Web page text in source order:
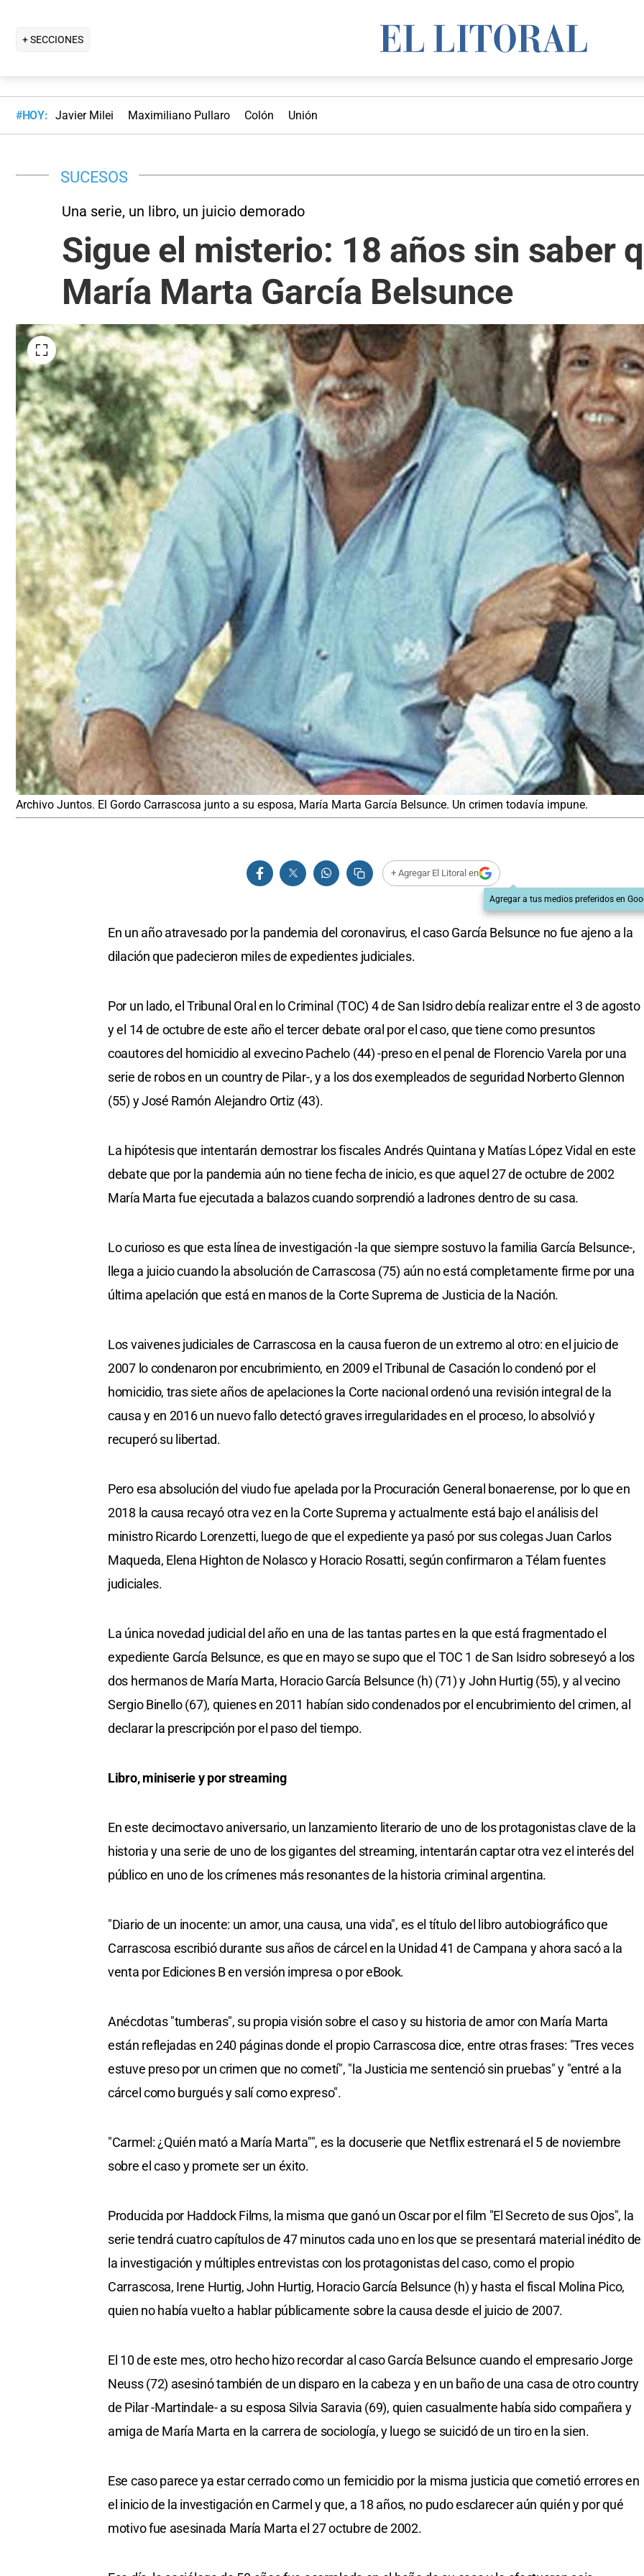
+ SECCIONES
#HOY: Javier Milei Maximiliano Pullaro Colón Unión
SUCESOS
Una serie, un libro, un juicio demorado
Sigue el misterio: 18 años sin saber
María Marta García Belsunce
Archivo Juntos. El Gordo Carrascosa junto a su esposa, María Marta García Belsunce. Un crimen todavía impune.
+ Agregar El Litoral en
Agregar a tus medios preferidos en
En un año atravesado por la pandemia del coronavirus, el caso García Belsunce no fue ajeno a la
dilación que padecieron miles de expedientes judiciales.
Por un lado, el Tribunal Oral en lo Criminal (TOC) 4 de San Isidro debía realizar entre el 3 de agosto
y el 14 de octubre de este año el tercer debate oral por el caso, que tiene como presuntos
coautores del homicidio al exvecino Pachelo (44) -preso en el penal de Florencio Varela por una
serie de robos en un country de Pilar-, y a los dos exempleados de seguridad Norberto Glennon
(55) y José Ramón Alejandro Ortiz (43).
La hipótesis que intentarán demostrar los fiscales Andrés Quintana y Matías López Vidal en este
debate que por la pandemia aún no tiene fecha de inicio, es que aquel 27 de octubre de 2002
María Marta fue ejecutada a balazos cuando sorprendió a ladrones dentro de su casa.
Lo curioso es que esta línea de investigación -la que siempre sostuvo la familia García Belsunce-,
llega a juicio cuando la absolución de Carrascosa (75) aún no está completamente firme por una
última apelación que está en manos de la Corte Suprema de Justicia de la Nación.
Los vaivenes judiciales de Carrascosa en la causa fueron de un extremo al otro: en el juicio de
2007 lo condenaron por encubrimiento, en 2009 el Tribunal de Casación lo condenó por el
homicidio, tras siete años de apelaciones la Corte nacional ordenó una revisión integral de la
causa y en 2016 un nuevo fallo detectó graves irregularidades en el proceso, lo absolvió y
recuperó su libertad.
Pero esa absolución del viudo fue apelada por la Procuración General bonaerense, por lo que en
2018 la causa recayó otra vez en la Corte Suprema y actualmente está bajo el análisis del
ministro Ricardo Lorenzetti, luego de que el expediente ya pasó por sus colegas Juan Carlos
Maqueda, Elena Highton de Nolasco y Horacio Rosatti, según confirmaron a Télam fuentes
judiciales.
La única novedad judicial del año en una de las tantas partes en la que está fragmentado el
expediente García Belsunce, es que en mayo se supo que el TOC 1 de San Isidro sobreseyó a los
dos hermanos de María Marta, Horacio García Belsunce (h) (71) y John Hurtig (55), y al vecino
Sergio Binello (67), quienes en 2011 habían sido condenados por el encubrimiento del crimen, al
declarar la prescripción por el paso del tiempo.
Libro, miniserie y por streaming
En este decimoctavo aniversario, un lanzamiento literario de uno de los protagonistas clave de la
historia y una serie de uno de los gigantes del streaming, intentarán captar otra vez el interés del
público en uno de los crímenes más resonantes de la historia criminal argentina.
"Diario de un inocente: un amor, una causa, una vida", es el título del libro autobiográfico que
Carrascosa escribió durante sus años de cárcel en la Unidad 41 de Campana y ahora sacó a la
venta por Ediciones B en versión impresa o por eBook.
Anécdotas "tumberas", su propia visión sobre el caso y su historia de amor con María Marta
están reflejadas en 240 páginas donde el propio Carrascosa dice, entre otras frases: "Tres veces
estuve preso por un crimen que no cometí", "la Justicia me sentenció sin pruebas" y "entré a la
cárcel como burgués y salí como expreso".
"Carmel: ¿Quién mató a María Marta"", es la docuserie que Netflix estrenará el 5 de noviembre
sobre el caso y promete ser un éxito.
Producida por Haddock Films, la misma que ganó un Oscar por el film "El Secreto de sus Ojos", la
serie tendrá cuatro capítulos de 47 minutos cada uno en los que se presentará material inédito de
la investigación y múltiples entrevistas con los protagonistas del caso, como el propio
Carrascosa, Irene Hurtig, John Hurtig, Horacio García Belsunce (h) y hasta el fiscal Molina Pico,
quien no había vuelto a hablar públicamente sobre la causa desde el juicio de 2007.
El 10 de este mes, otro hecho hizo recordar al caso García Belsunce cuando el empresario Jorge
Neuss (72) asesinó también de un disparo en la cabeza y en un baño de una casa de otro country
de Pilar -Martindale- a su esposa Silvia Saravia (69), quien casualmente había sido compañera y
amiga de María Marta en la carrera de sociología, y luego se suicidó de un tiro en la sien.
Ese caso parece ya estar cerrado como un femicidio por la misma justicia que cometió errores en
el inicio de la investigación en Carmel y que, a 18 años, no pudo esclarecer aún quién y por qué
motivo fue asesinada María Marta el 27 octubre de 2002.